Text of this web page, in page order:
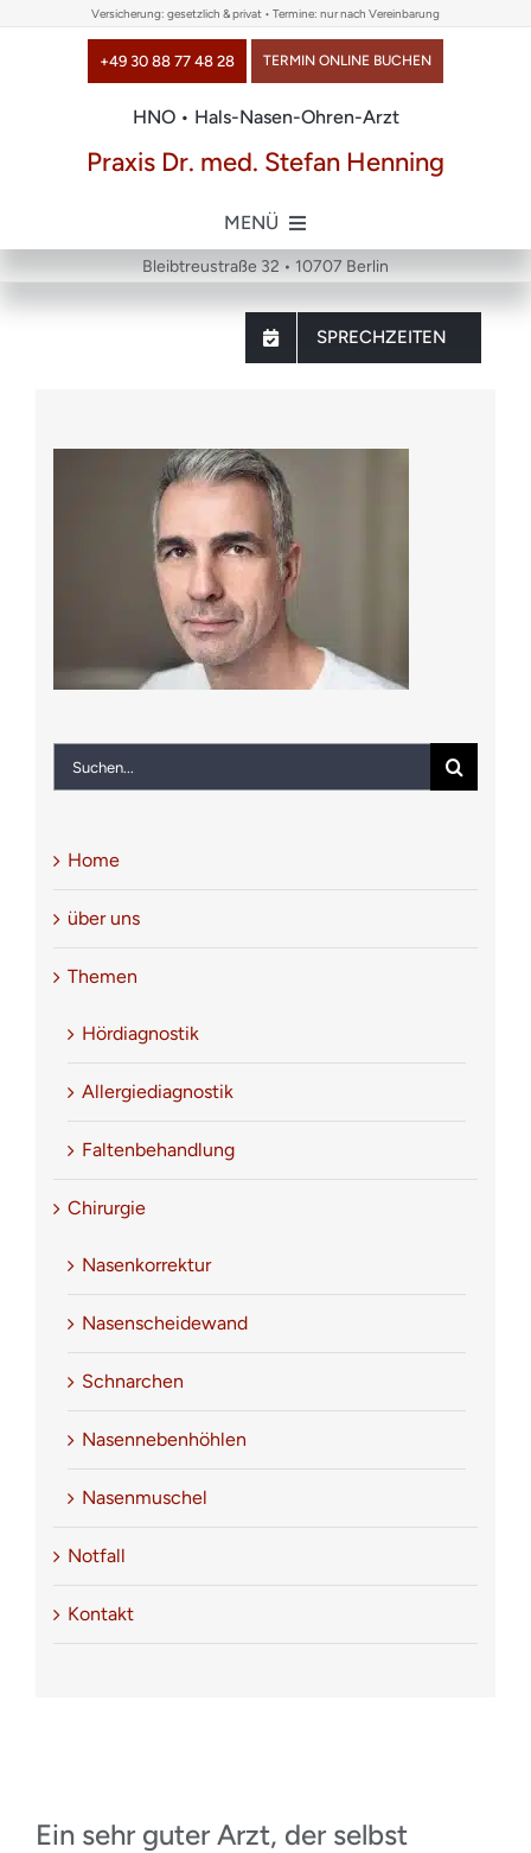
Versicherung: gesetzlich & privat • Termine: nur nach Vereinbarung
HNO • Hals-Nasen-Ohren-Arzt
+49 30 88 77 48 28 TERMIN ONLINE BUCHEN
Praxis Dr. med. Stefan Henning
MENÜ
Home
SPRECHZEITEN
Bleibtreustraße 32 • 10707 Berlin
Suche
nach:
Home
über uns
Themen
Hördiagnostik
Allergiediagnostik
Faltenbehandlung
Chirurgie
Nasenkorrektur
Nasenscheidewand
Schnarchen
Nasennebenhöhlen
Nasenmuschel
Notfall
Kontakt
Ein sehr guter Arzt, der selbst